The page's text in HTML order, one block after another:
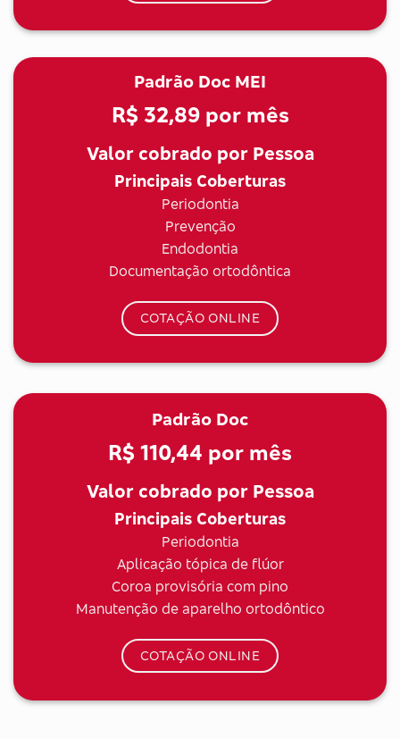
Padrão Doc MEI
R$ 32,89por mês
Valor cobrado por Pessoa
Principais Coberturas
Periodontia
Prevenção
Endodontia
Documentação ortodôntica
COTAÇÃO ONLINE
Padrão Doc
R$ 110,44 por mês
Valor cobrado por Pessoa
Principais Coberturas
Periodontia
Aplicação tópica de flúor
Coroa provisória com pino
Manutenção de aparelho ortodôntico
COTAÇÃO ONLINE